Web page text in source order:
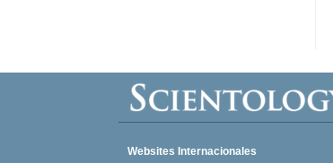
Websites Internacionales